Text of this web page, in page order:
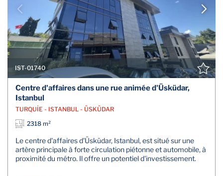
IST-01740
Centre d'affaires dans une rue animée d'Üsküdar,
Istanbul
TURQUİE - ISTANBUL - ÜSKÜDAR
2318 m²
Le centre d'affaires d'Üsküdar, Istanbul, est situé sur une
artère principale à forte circulation piétonne et automobile, à
proximité du métro. Il offre un potentiel d'investissement.